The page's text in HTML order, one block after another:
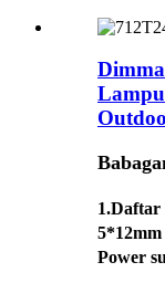
1.Daftar
5*12mm
Power